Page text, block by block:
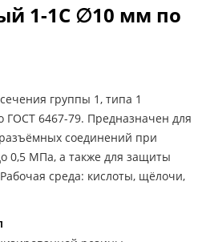
1-1С ∅10 мм по
группы 1, типа 1
ГОСТ 6467-79. Предназначен для
соединений при
0,5 МПа, а также для защиты
среда: кислоты, щёлочи,